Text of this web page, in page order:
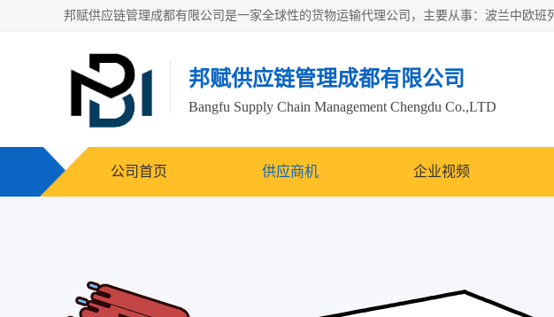
邦赋供应链管理成都有限公司
Bangfu Supply Chain Management Chengdu Co.,LTD
公司首页 供应商机 企业视频